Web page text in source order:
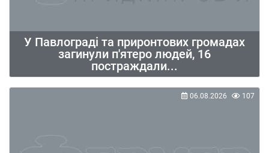
У Павлограді та приронтових громадах
загинули п'ятеро людей, 16
постраждали...
06.08.2026 107